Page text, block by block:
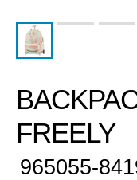
FREELY
965055-